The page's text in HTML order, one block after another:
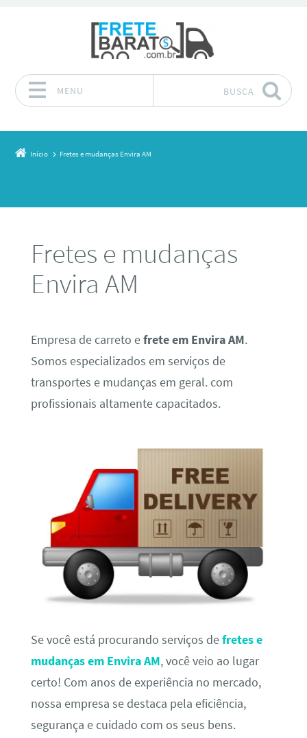
MENU BUSCA
Início Fretes e mudanças Envira AM
Fretes e mudanças
Envira AM
Empresa de carreto efrete em Envira AM.
Somos especializados em serviços de
transportes e mudanças em geral. com
profissionais altamente capacitados.
Se você está procurando serviços defretes e
mudanças em Envira AM, você veio ao lugar
certo! Com anos de experiência no mercado,
nossa empresa se destaca pela eficiência,
segurança e cuidado com os seus bens.